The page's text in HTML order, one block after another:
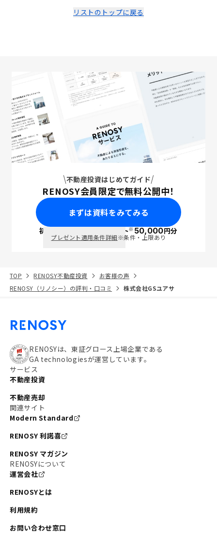
リストのトップに戻る
不動産投資はじめてガイド
RENOSY会員限定で無料公開中！
まずは資料をみてみる
初回面談で ポイント※50,000円分
プレゼント適用条件詳細※条件・上限あり
TOP RENOSY不動産投資
お客様の声
RENOSY（リノシー）の評判・口コミ
株式会社GSユアサ
RENOSYは、東証グロース上場企業である
GA technologiesが運営しています。
サービス
不動産投資
不動産売却
関連サイト
Modern Standard
RENOSY 利諾喜
RENOSY マガジン
RENOSYについて
運営会社
RENOSYとは
利用規約
お問い合わせ窓口